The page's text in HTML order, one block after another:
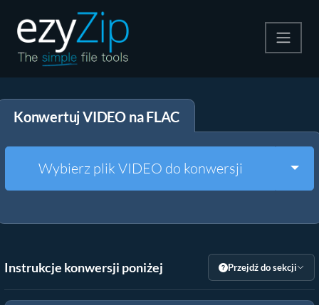
Rozpakuj
Inne narzędzia
Konwertuj VIDEO na FLAC
Wybierz plik VIDEO do konwersji
Instrukcje konwersji poniżej Przejdź do sekcji